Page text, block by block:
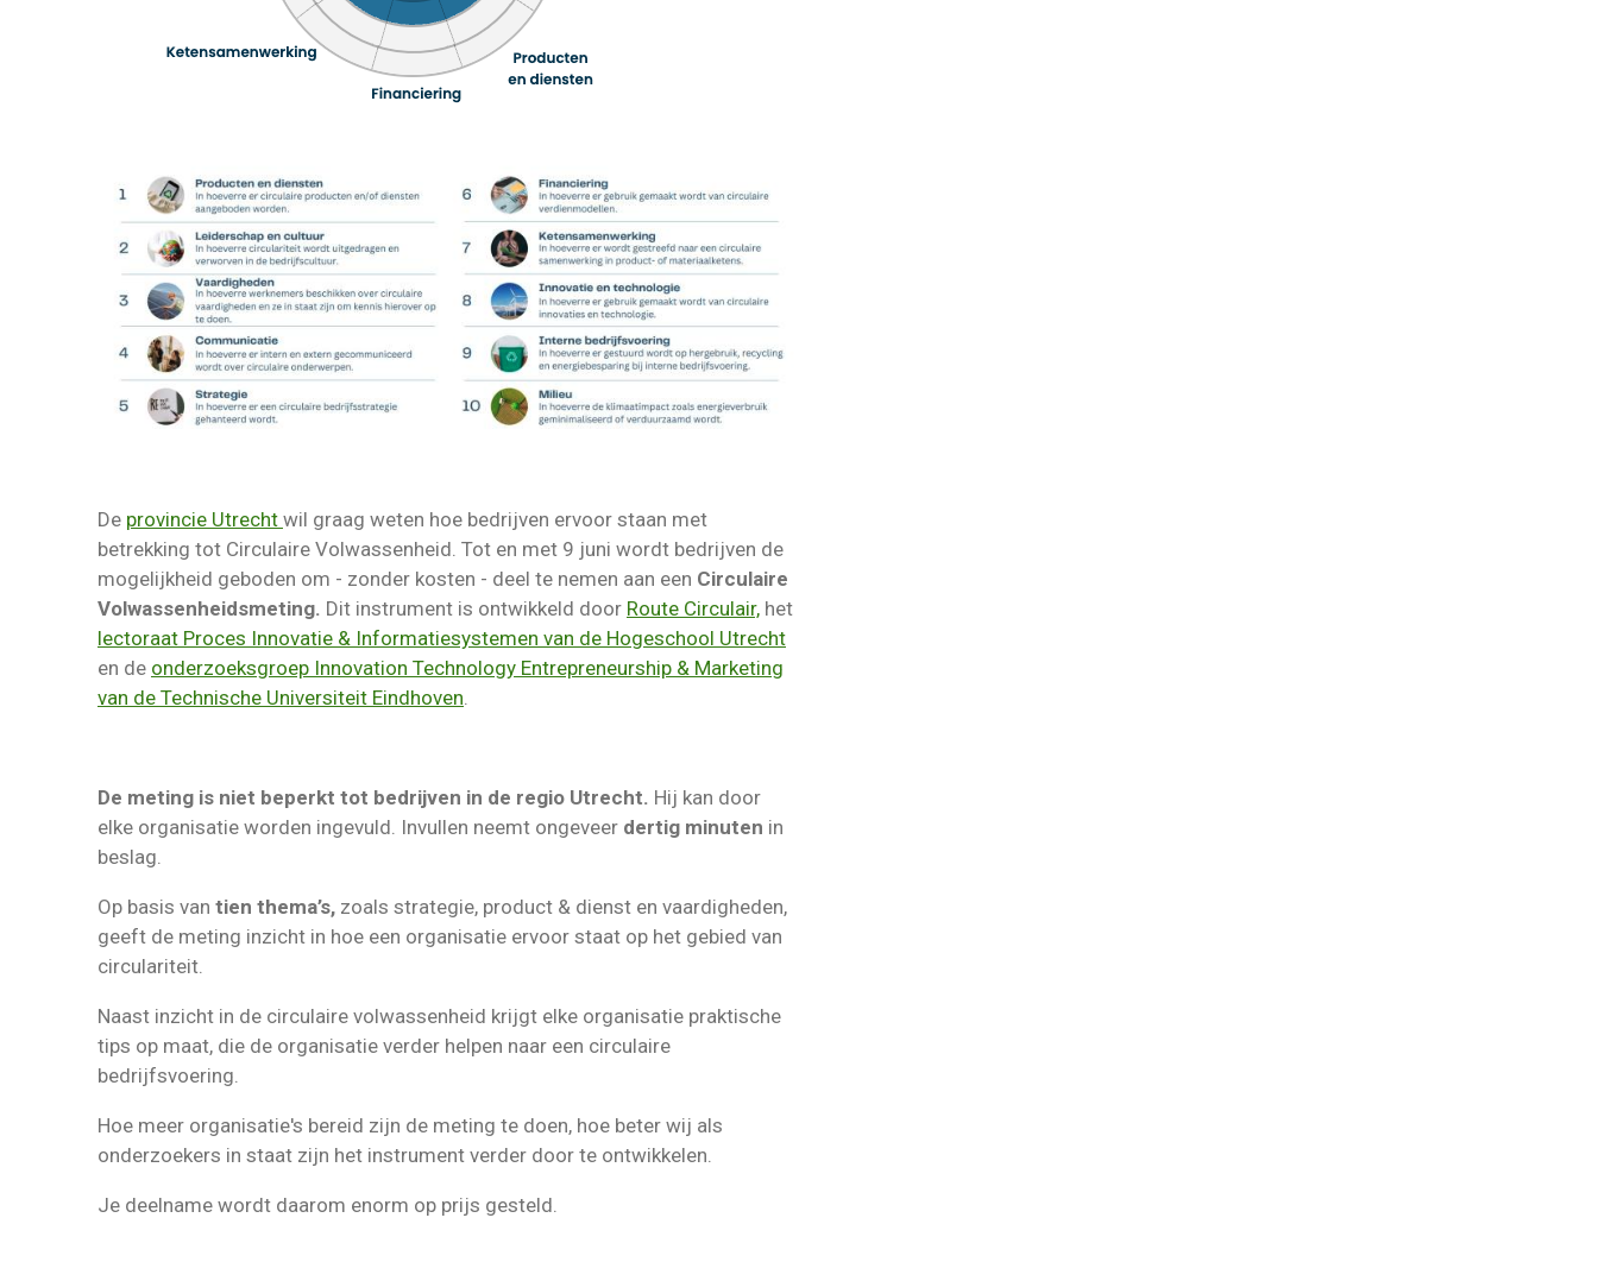
De provincie Utrecht wil graag weten hoe bedrijven ervoor staan met
betrekking tot Circulaire Volwassenheid. Tot en met 9 juni wordt bedrijven de
mogelijkheid geboden om - zonder kosten - deel te nemen aan een Circulaire
Volwassenheidsmeting. Dit instrument is ontwikkeld door Route Circulair, het
lectoraat Proces Innovatie & Informatiesystemen van de Hogeschool Utrecht
en de onderzoeksgroep Innovation Technology Entrepreneurship & Marketing
van de Technische Universiteit Eindhoven
De meting is niet beperkt tot bedrijven in de regio Utrecht. Hij kan door
elke organisatie worden ingevuld. Invullen neemt ongeveer dertig minuten in
beslag.
Op basis van tien thema’s, zoals strategie, product & dienst en vaardigheden,
geeft de meting inzicht in hoe een organisatie ervoor staat op het gebied van
circulariteit.
Naast inzicht in de circulaire volwassenheid krijgt elke organisatie praktische
tips op maat, die de organisatie verder helpen naar een circulaire
bedrijfsvoering.
Hoe meer organisatie's bereid zijn de meting te doen, hoe beter wij als
onderzoekers in staat zijn het instrument verder door te ontwikkelen.
Je deelname wordt daarom enorm op prijs gesteld.